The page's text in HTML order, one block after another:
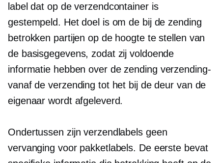
label dat op de verzendcontainer is
gestempeld. Het doel is om de bij de zending
betrokken partijen op de hoogte te stellen van
de basisgegevens, zodat zij voldoende
informatie hebben over de zending verzending-
vanaf de verzending tot het bij de deur van de
eigenaar wordt afgeleverd.
Ondertussen zijn verzendlabels geen
vervanging voor pakketlabels. De eerste bevat